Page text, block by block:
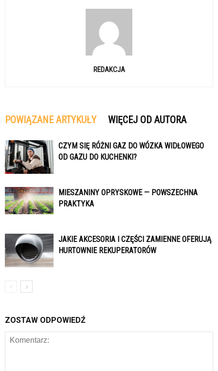
REDAKCJA
POWIĄZANE ARTYKUŁY WIĘCEJ OD AUTORA
CZYM SIĘ RÓŻNI GAZ DO WÓZKA WIDŁOWEGO
OD GAZU DO KUCHENKI?
MIESZANINY OPRYSKOWE — POWSZECHNA
PRAKTYKA
JAKIE AKCESORIA I CZĘŚCI ZAMIENNE OFERUJĄ
HURTOWNIE REKUPERATORÓW
ZOSTAW ODPOWIEDŹ